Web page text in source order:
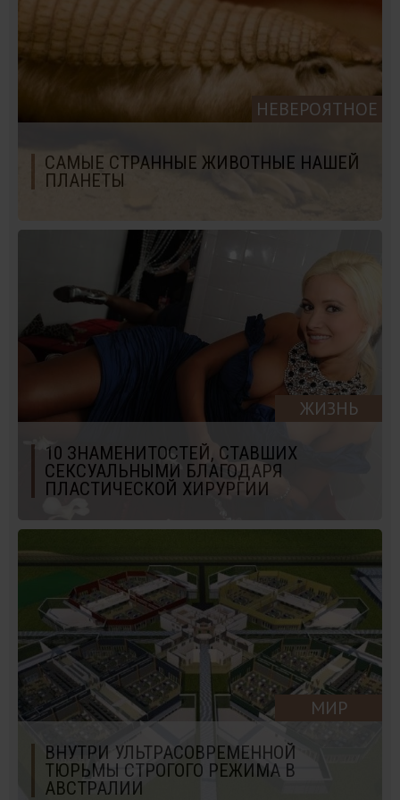
НЕВЕРОЯТНОЕ
САМЫЕ СТРАННЫЕ ЖИВОТНЫЕ НАШЕЙ
ПЛАНЕТЫ
ЖИЗНЬ
10 ЗНАМЕНИТОСТЕЙ, СТАВШИХ
СЕКCУАЛЬНЫМИ БЛАГОДАРЯ
ПЛАСТИЧЕСКОЙ ХИРУРГИИ
МИР
ВНУТРИ УЛЬТРАСОВРЕМЕННОЙ
ТЮРЬМЫ СТРОГОГО РЕЖИМА В
АВСТРАЛИИ